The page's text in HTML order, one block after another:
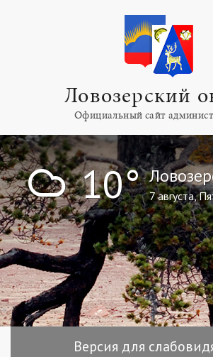
Ловозерский
Официальный сайт
! 10° 7 августа,
Версия для